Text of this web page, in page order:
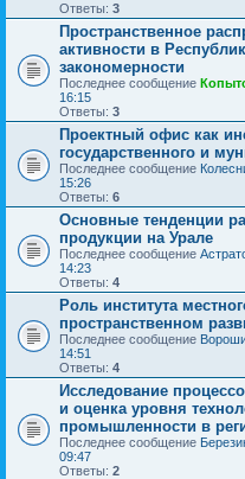
Ответы: 3
Пространственное
активности в
закономерности
Последнее сообщение
16:15
Ответы: 3
Проектный офис как
государственного и
Последнее сообщение
15:26
Ответы: 6
Основные тенденции
продукции на Урале
Последнее сообщение
14:23
Ответы: 4
Роль института
пространственном
Последнее сообщение
14:51
Ответы: 4
Исследование
и оценка уровня
промышленности в
Последнее сообщение
09:47
Ответы: 2